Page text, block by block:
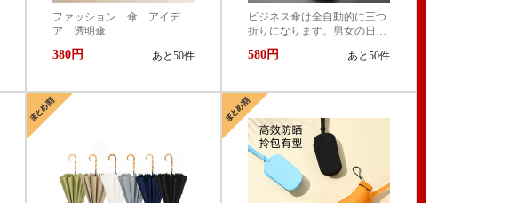
ファッション 傘 アイデ
ア 透明傘
380円 あと50件
ビジネス傘は全自動的に三つ
折りになります。男女の日傘
は黒いゴムの日傘になりま
す。
580円 あと50件